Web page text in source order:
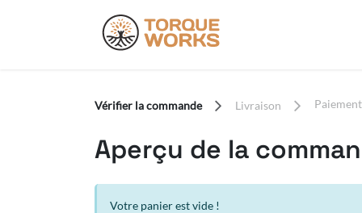
Vérifier la commande Livraison Paiement
Aperçu de la
Votre panier est vide !